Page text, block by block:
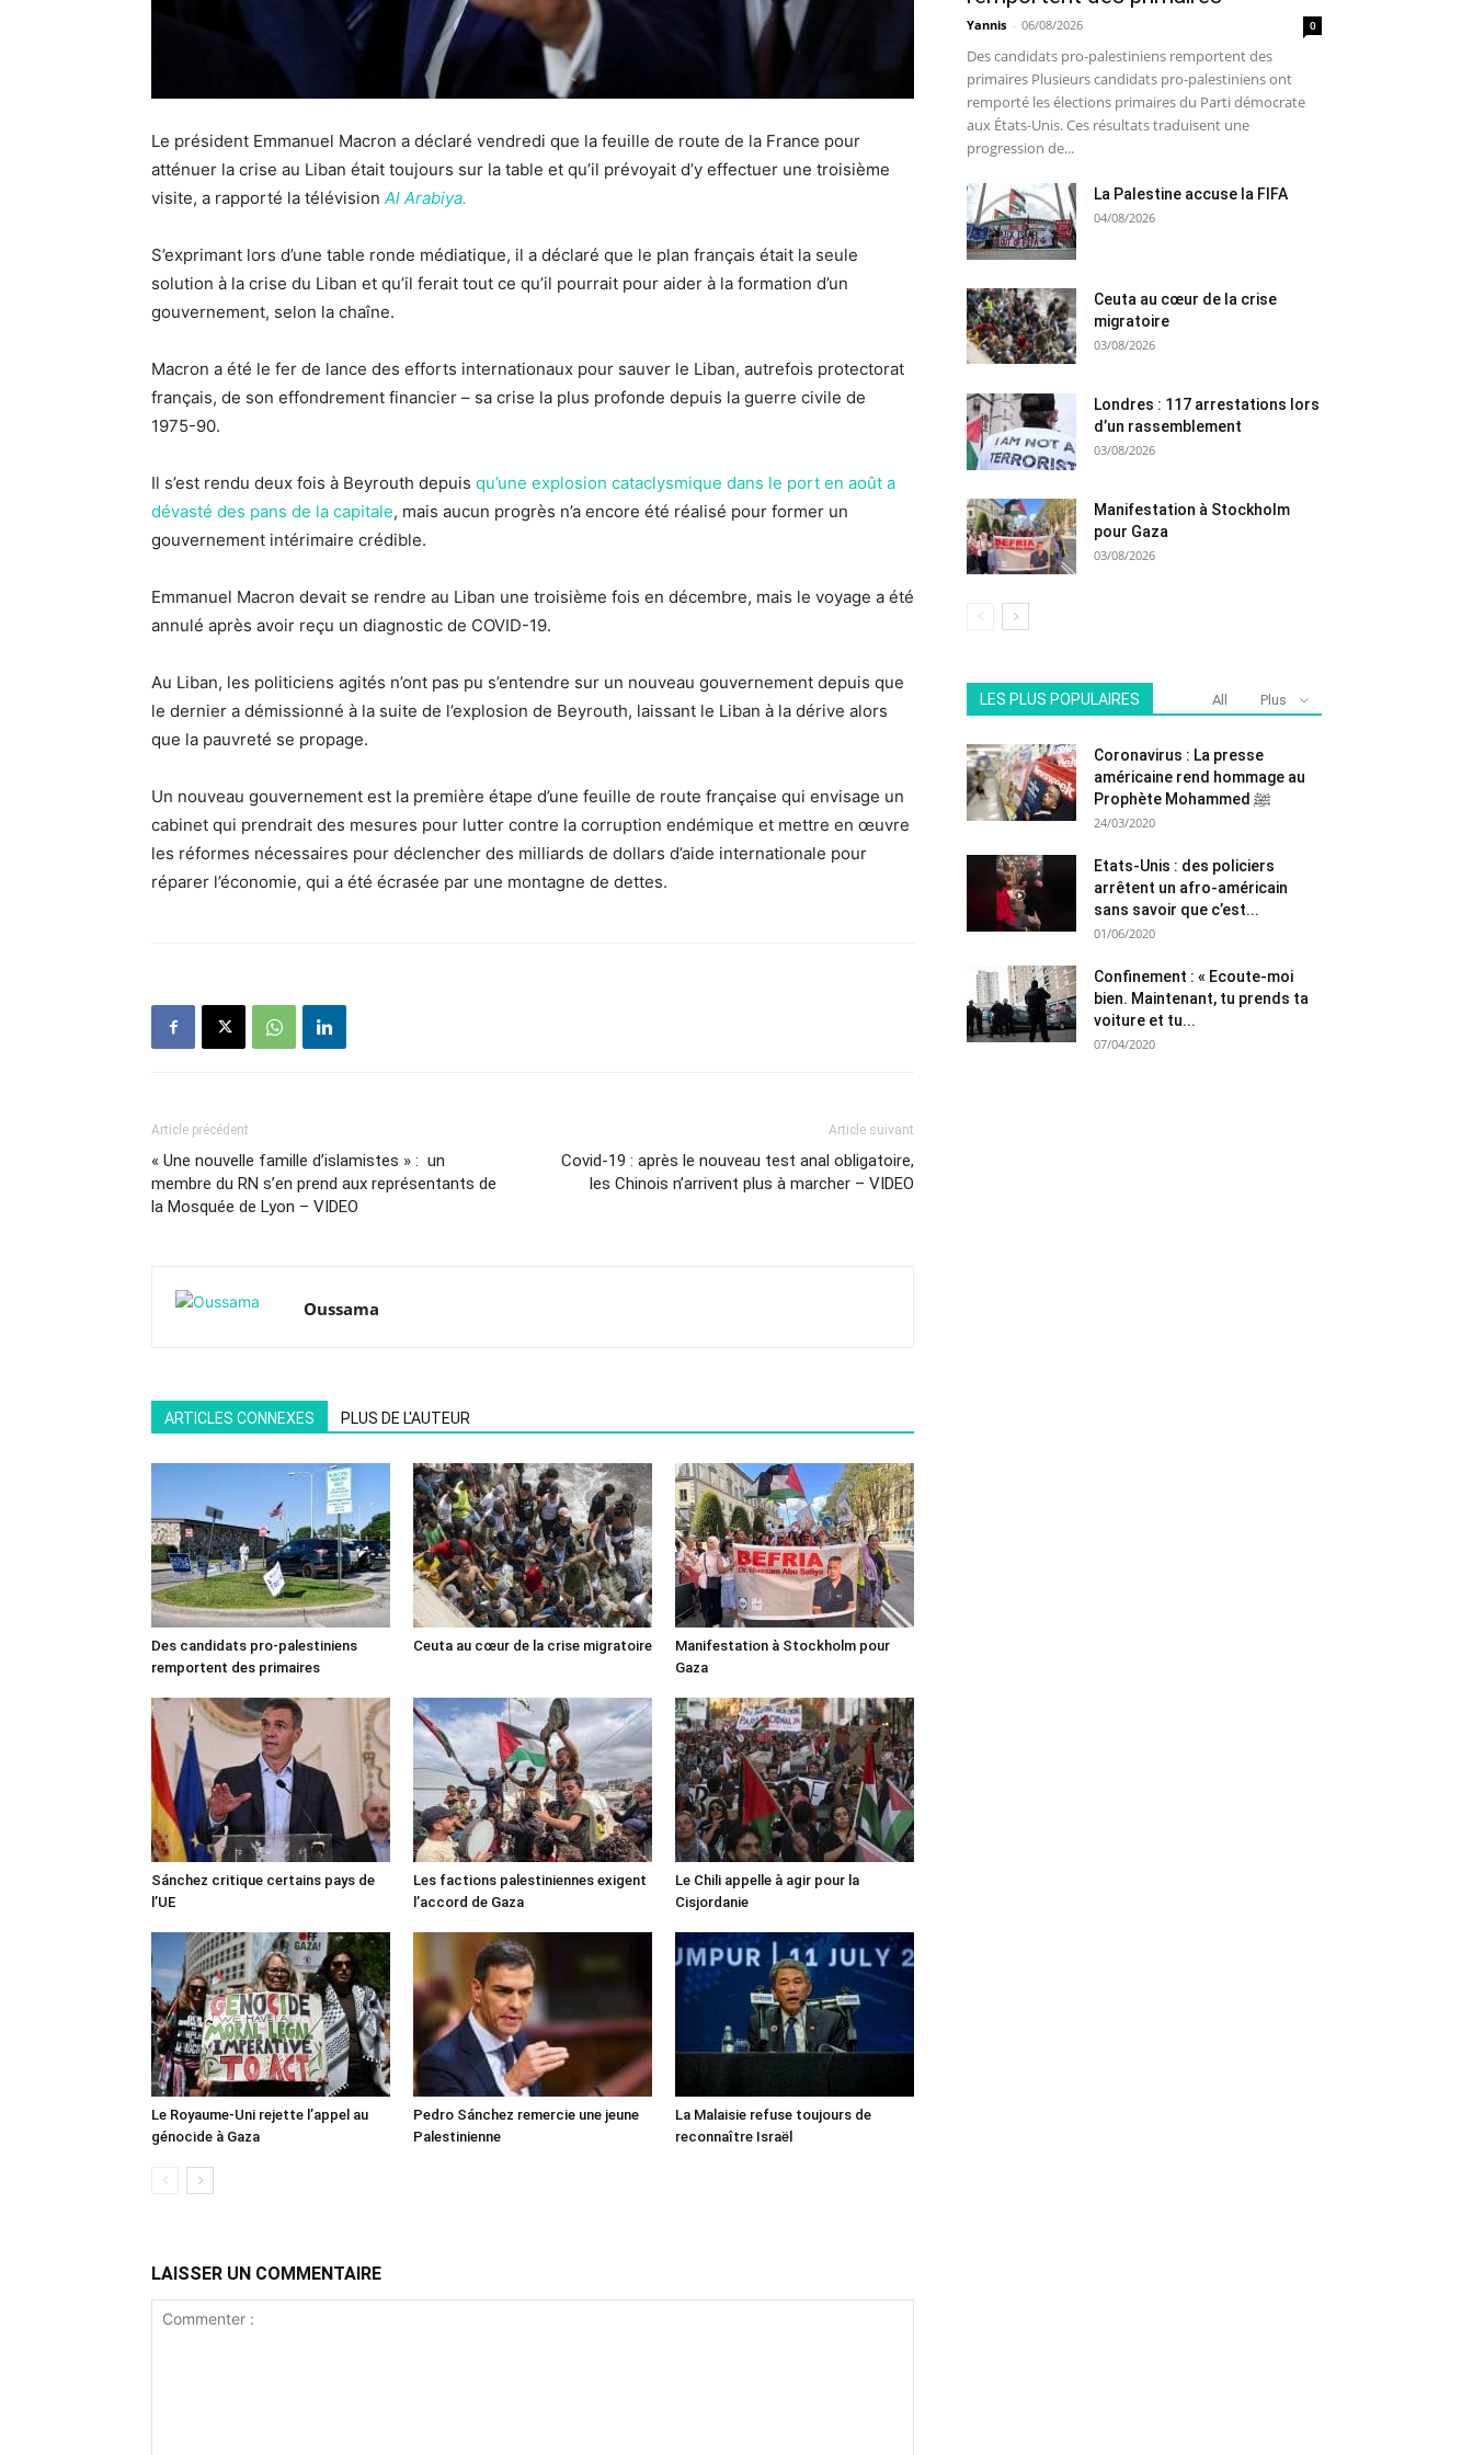
Le président Emmanuel Macron a déclaré vendredi que la feuille de route de la France pour
atténuer la crise au Liban était toujours sur la table et qu’il prévoyait d’y effectuer une troisième
visite, a rapporté la télévision Al Arabiya.
S’exprimant lors d’une table ronde médiatique, il a déclaré que le plan français était la seule
solution à la crise du Liban et qu’il ferait tout ce qu’il pourrait pour aider à la formation d’un
gouvernement, selon la chaîne.
Macron a été le fer de lance des efforts internationaux pour sauver le Liban, autrefois protectorat
français, de son effondrement financier – sa crise la plus profonde depuis la guerre civile de
1975-90.
Il s’est rendu deux fois à Beyrouth depuis qu’une explosion cataclysmique dans le port en août a
dévasté des pans de la capitale, mais aucun progrès n’a encore été réalisé pour former un
gouvernement intérimaire crédible.
Emmanuel Macron devait se rendre au Liban une troisième fois en décembre, mais le voyage a été
annulé après avoir reçu un diagnostic de COVID-19.
Au Liban, les politiciens agités n’ont pas pu s’entendre sur un nouveau gouvernement depuis que
le dernier a démissionné à la suite de l’explosion de Beyrouth, laissant le Liban à la dérive alors
que la pauvreté se propage.
Un nouveau gouvernement est la première étape d’une feuille de route française qui envisage un
cabinet qui prendrait des mesures pour lutter contre la corruption endémique et mettre en œuvre
les réformes nécessaires pour déclencher des milliards de dollars d’aide internationale pour
réparer l’économie, qui a été écrasée par une montagne de dettes.
Article précédent
« Une nouvelle famille d’islamistes » : un
membre du RN s’en prend aux représentants de
la Mosquée de Lyon – VIDEO
Article suivant
Covid-19 : après le nouveau test anal obligatoire,
les Chinois n’arrivent plus à marcher – VIDEO
Oussama
ARTICLES CONNEXES PLUS DE L'AUTEUR
Des candidats pro-palestiniens
remportent des primaires
Ceuta au cœur de la crise migratoire
Manifestation à Stockholm pour
Gaza
Sánchez critique certains pays de
l’UE
Les factions palestiniennes exigent
l’accord de Gaza
Le Chili appelle à agir pour la
Cisjordanie
Le Royaume-Uni rejette l’appel au
génocide à Gaza
Pedro Sánchez remercie une jeune
Palestinienne
La Malaisie refuse toujours de
reconnaître Israël
LAISSER UN COMMENTAIRE
Yannis - 06/08/2026 0
Des candidats pro-palestiniens remportent des
primaires Plusieurs candidats pro-palestiniens ont
remporté les élections primaires du Parti démocrate
aux États-Unis. Ces résultats traduisent une
progression de...
La Palestine accuse la FIFA
04/08/2026
Ceuta au cœur de la crise
migratoire
03/08/2026
Londres : 117 arrestations lors
d’un rassemblement
03/08/2026
Manifestation à Stockholm
pour Gaza
03/08/2026
LES PLUS POPULAIRES All Plus
Coronavirus : La presse
américaine rend hommage au
Prophète Mohammed ﷺ
24/03/2020
Etats-Unis : des policiers
arrêtent un afro-américain
sans savoir que c’est...
01/06/2020
Confinement : « Ecoute-moi
bien. Maintenant, tu prends ta
voiture et tu...
07/04/2020